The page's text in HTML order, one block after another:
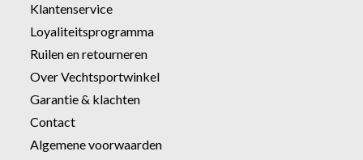
Klantenservice
Loyaliteitsprogramma
Ruilen en retourneren
Over Vechtsportwinkel
Garantie & klachten
Contact
Algemene voorwaarden